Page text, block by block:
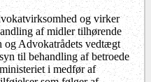
og virker
af midler tilhørende
og Advokatrådets vedtægt
til behandling af betroede
i medfør af